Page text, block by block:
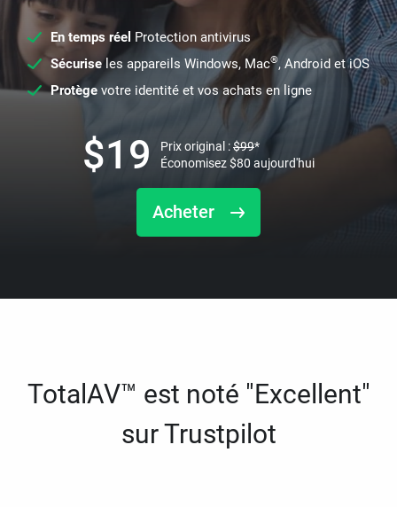
En temps réel Protection antivirus
Sécuriseles appareils Windows, Mac®, Android et iOS
Protège votre identité et vos achats en ligne
Acheter
$19 Prix original :$99*
Économisez$80 aujourd'hui
TotalAV™ est noté "Excellent"
sur Trustpilot